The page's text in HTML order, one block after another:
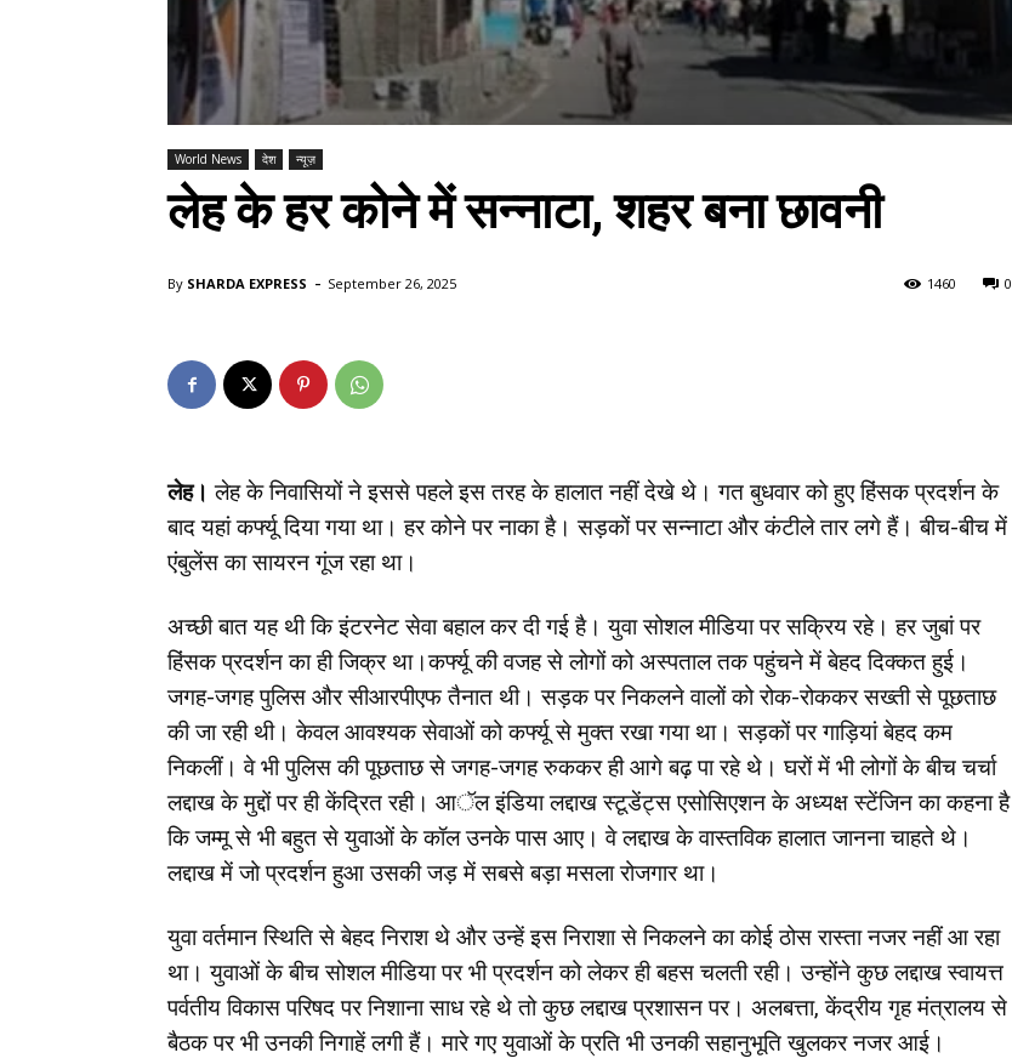
World News देश न्यूज़
लेह के हर कोने में सन्नाटा, शहर बना छावनी
By SHARDA EXPRESS - September 26, 2025 0
1460
लेह। लेह के निवासियों ने इससे पहले इस तरह के हालात नहीं देखे थे। गत बुधवार को हुए हिंसक प्रदर्शन के
बाद यहां कर्फ्यू दिया गया था। हर कोने पर नाका है। सड़कों पर सन्नाटा और कंटीले तार लगे हैं। बीच-बीच में
एंबुलेंस का सायरन गूंज रहा था।
अच्छी बात यह थी कि इंटरनेट सेवा बहाल कर दी गई है। युवा सोशल मीडिया पर सक्रिय रहे। हर जुबां पर
हिंसक प्रदर्शन का ही जिक्र था।कर्फ्यू की वजह से लोगों को अस्पताल तक पहुंचने में बेहद दिक्कत हुई।
जगह-जगह पुलिस और सीआरपीएफ तैनात थी। सड़क पर निकलने वालों को रोक-रोककर सख्ती से पूछताछ
की जा रही थी। केवल आवश्यक सेवाओं को कर्फ्यू से मुक्त रखा गया था। सड़कों पर गाड़ियां बेहद कम
निकलीं। वे भी पुलिस की पूछताछ से जगह-जगह रुककर ही आगे बढ़ पा रहे थे। घरों में भी लोगों के बीच चर्चा
लद्दाख के मुद्दों पर ही केंद्रित रही। आॅल इंडिया लद्दाख स्टूडेंट्स एसोसिएशन के अध्यक्ष स्टेंजिन का कहना है
कि जम्मू से भी बहुत से युवाओं के कॉल उनके पास आए। वे लद्दाख के वास्तविक हालात जानना चाहते थे।
लद्दाख में जो प्रदर्शन हुआ उसकी जड़ में सबसे बड़ा मसला रोजगार था।
युवा वर्तमान स्थिति से बेहद निराश थे और उन्हें इस निराशा से निकलने का कोई ठोस रास्ता नजर नहीं आ रहा
था। युवाओं के बीच सोशल मीडिया पर भी प्रदर्शन को लेकर ही बहस चलती रही। उन्होंने कुछ लद्दाख स्वायत्त
पर्वतीय विकास परिषद पर निशाना साध रहे थे तो कुछ लद्दाख प्रशासन पर। अलबत्ता, केंद्रीय गृह मंत्रालय से
बैठक पर भी उनकी निगाहें लगी हैं। मारे गए युवाओं के प्रति भी उनकी सहानुभूति खुलकर नजर आई।